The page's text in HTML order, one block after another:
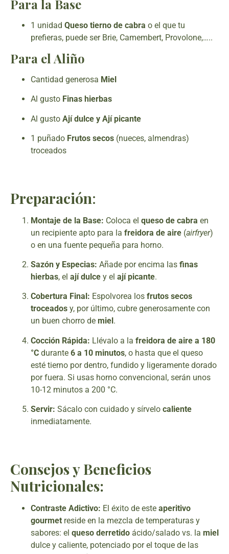
Para la Base
1 unidad Queso tierno de cabra o el que tu
prefieras, puede ser Brie, Camembert, Provolone,…..
Para el Aliño
Cantidad generosa Miel
Al gusto Finas hierbas
Al gusto Ají dulce y Ají picante
1 puñado Frutos secos (nueces, almendras)
troceados
Preparación:
Montaje de la Base: Coloca el queso de cabra en
un recipiente apto para la freidora de aire (airfryer)
o en una fuente pequeña para horno.
Sazón y Especias: Añade por encima las finas
hierbas, el ají dulce y el ají picante.
Cobertura Final: Espolvorea los frutos secos
troceados y, por último, cubre generosamente con
un buen chorro de miel .
Cocción Rápida: Llévalo a la freidora de aire a 180
°C durante 6 a 10 minutos, o hasta que el queso
esté tierno por dentro, fundido y ligeramente dorado
por fuera. Si usas horno convencional, serán unos
10-12 minutos a 200 °C.
Servir: Sácalo con cuidado y sírvelo caliente
inmediatamente.
Consejos y Beneficios
Nutricionales:
Contraste Adictivo: El éxito de este aperitivo
gourmet reside en la mezcla de temperaturas y
sabores: el queso derretido ácido/salado vs. la miel
dulce y caliente, potenciado por el toque de las